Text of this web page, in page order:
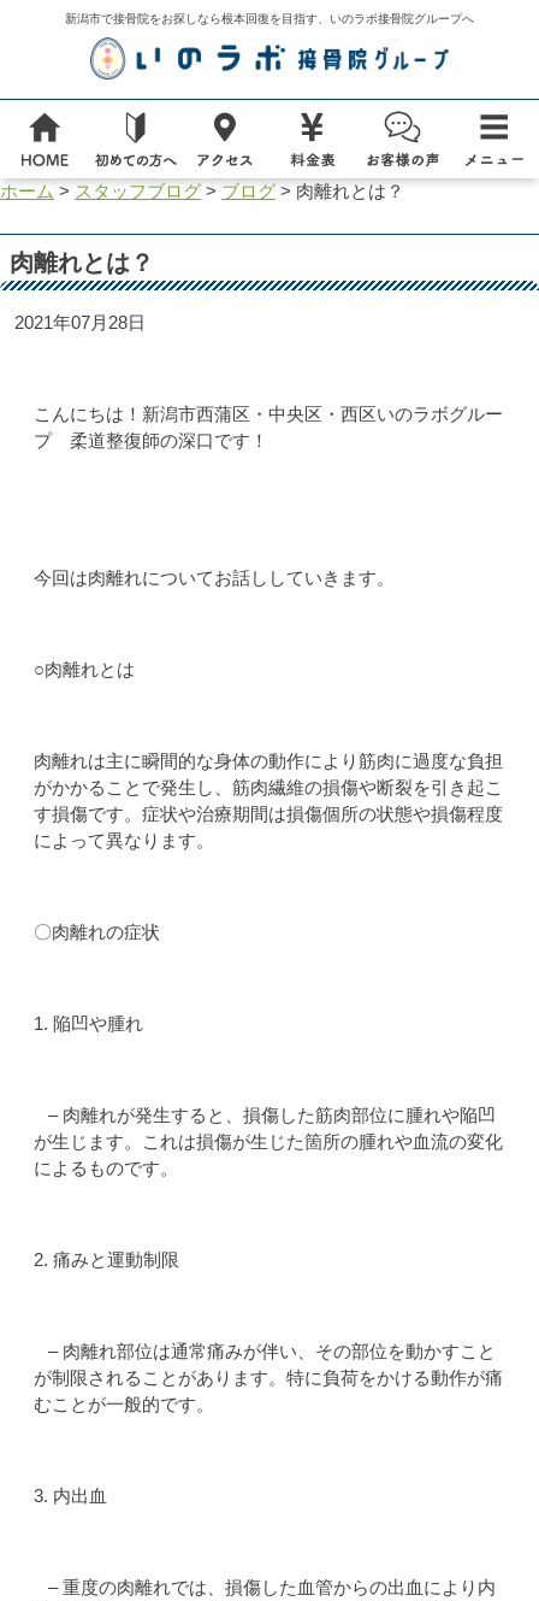
新潟市で接骨院をお探しなら根本回復を目指す、いのラボ接骨院グループへ
ホーム > スタッフブログ> ブログ> 肉離れとは？
肉離れとは？
2021年07月28日
こんにちは！新潟市西蒲区・中央区・西区いのラボグルー
プ 柔道整復師の深口です！
今回は肉離れについてお話ししていきます。
○肉離れとは
肉離れは主に瞬間的な身体の動作により筋肉に過度な負担
がかかることで発生し、筋肉繊維の損傷や断裂を引き起こ
す損傷です。症状や治療期間は損傷個所の状態や損傷程度
によって異なります。
〇肉離れの症状
1. 陥凹や腫れ
– 肉離れが発生すると、損傷した筋肉部位に腫れや陥凹
が生じます。これは損傷が生じた箇所の腫れや血流の変化
によるものです。
2. 痛みと運動制限
– 肉離れ部位は通常痛みが伴い、その部位を動かすこと
が制限されることがあります。特に負荷をかける動作が痛
むことが一般的です。
3. 内出血
– 重度の肉離れでは、損傷した血管からの出血により内